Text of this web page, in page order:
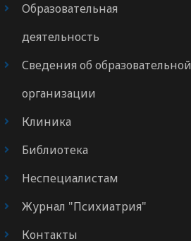
Образовательная
деятельность
Сведения об образовательной
организации
Клиника
Библиотека
Неспециалистам
Журнал "Психиатрия"
Контакты